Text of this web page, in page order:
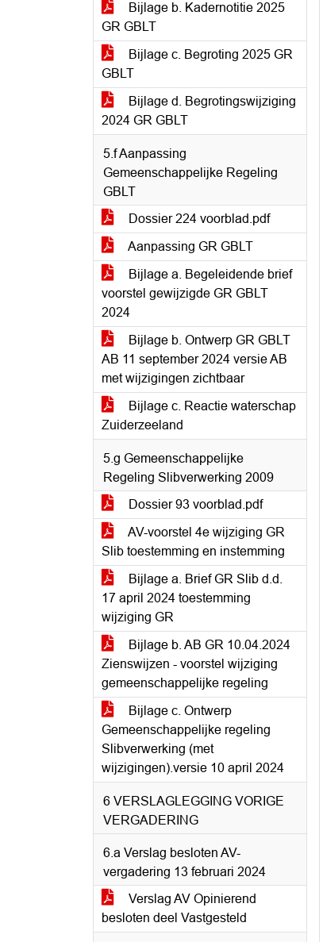
Bijlage b. Kadernotitie 2025
GR GBLT
Bijlage c. Begroting 2025 GR
GBLT
Bijlage d. Begrotingswijziging
2024 GR GBLT
5.f Aanpassing
Gemeenschappelijke Regeling
GBLT
Dossier 224 voorblad.pdf
Aanpassing GR GBLT
Bijlage a. Begeleidende brief
voorstel gewijzigde GR GBLT
2024
Bijlage b. Ontwerp GR GBLT
AB 11 september 2024 versie AB
met wijzigingen zichtbaar
Bijlage c. Reactie waterschap
Zuiderzeeland
5.g Gemeenschappelijke
Regeling Slibverwerking 2009
Dossier 93 voorblad.pdf
AV-voorstel 4e wijziging GR
Slib toestemming en instemming
Bijlage a. Brief GR Slib d.d.
17 april 2024 toestemming
wijziging GR
Bijlage b. AB GR 10.04.2024
Zienswijzen - voorstel wijziging
gemeenschappelijke regeling
Bijlage c. Ontwerp
Gemeenschappelijke regeling
Slibverwerking (met
wijzigingen).versie 10 april 2024
6 VERSLAGLEGGING VORIGE
VERGADERING
6.a Verslag besloten AV-
vergadering 13 februari 2024
Verslag AV Opinierend
besloten deel Vastgesteld